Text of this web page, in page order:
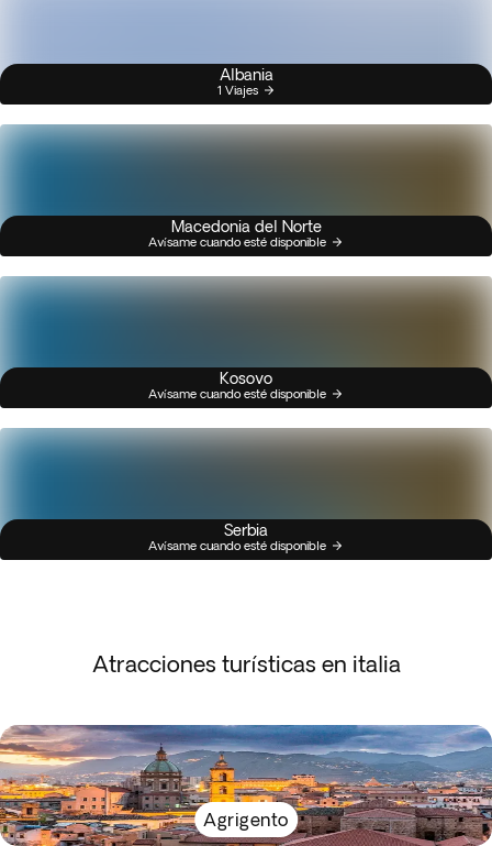
Albania
1 Viajes
Macedonia del Norte
Avísame cuando esté disponible
Kosovo
Avísame cuando esté disponible
Serbia
Avísame cuando esté disponible
Atracciones turísticas en italia
Agrigento